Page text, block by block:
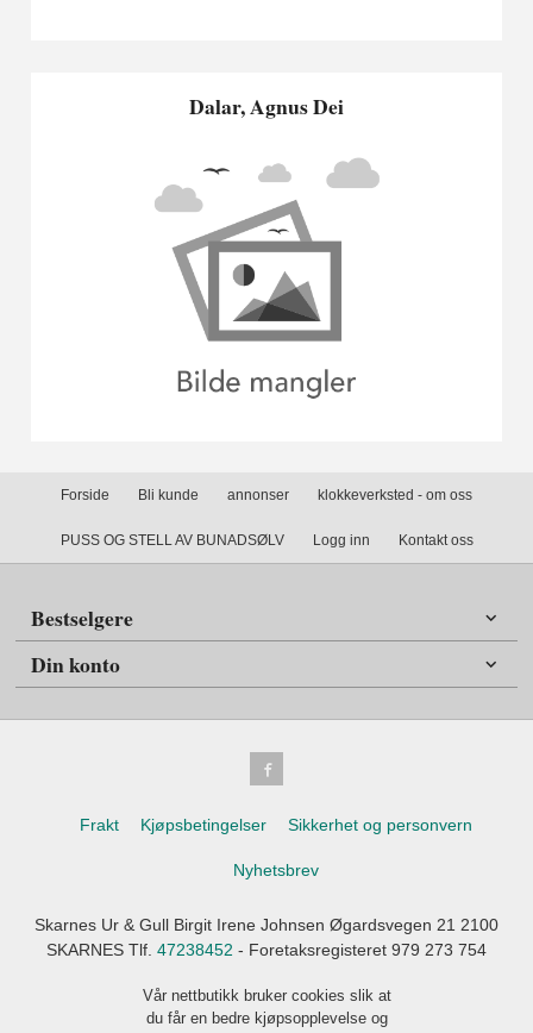
Dalar, Agnus Dei
Forside Bli kunde annonser klokkeverksted - om oss
PUSS OG STELL AV BUNADSØLV Logg inn Kontakt oss
Bestselgere
Din konto
Frakt Kjøpsbetingelser Sikkerhet og personvern
Nyhetsbrev
Skarnes Ur & Gull Birgit Irene Johnsen Øgardsvegen 21 2100
SKARNES Tlf. 47238452 - Foretaksregisteret 979 273 754
Vår nettbutikk bruker cookies slik at
du får en bedre kjøpsopplevelse og